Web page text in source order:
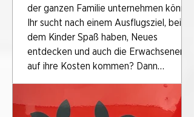
der ganzen Familie unternehmen könnt?
Ihr sucht nach einem Ausflugsziel, bei
dem Kinder Spaß haben, Neues
entdecken und auch die Erwachsenen
auf ihre Kosten kommen? Dann
PS.SPEICHER in Einbeck. In Europas
größtem Oldtimer- und Erlebnismuseum